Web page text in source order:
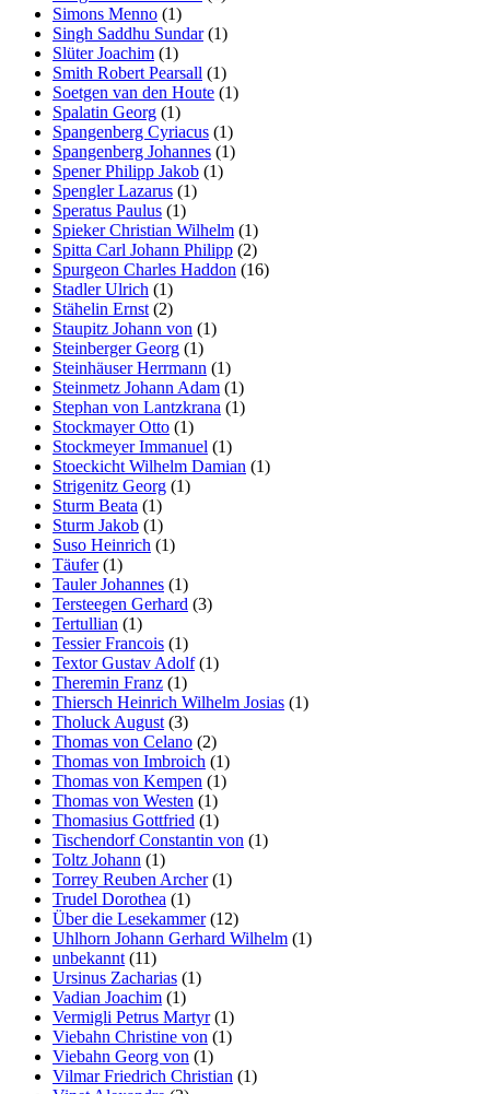
Simons Menno (1)
Singh Saddhu Sundar(1)
Slüter Joachim (1)
Smith Robert Pearsall (1)
Soetgen van den Houte (1)
Spalatin Georg (1)
Spangenberg Cyriacus (1)
Spangenberg Johannes (1)
Spener Philipp Jakob (1)
Spengler Lazarus (1)
Speratus Paulus (1)
Spieker Christian Wilhelm (1)
Spitta Carl Johann Philipp (2)
Spurgeon Charles Haddon (16)
Stadler Ulrich (1)
Stähelin Ernst (2)
Staupitz Johann von (1)
Steinberger Georg (1)
Steinhäuser Herrmann (1)
Steinmetz Johann Adam (1)
Stephan von Lantzkrana (1)
Stockmayer Otto (1)
Stockmeyer Immanuel (1)
Stoeckicht Wilhelm Damian (1)
Strigenitz Georg (1)
Sturm Beata (1)
Sturm Jakob (1)
Suso Heinrich (1)
Täufer(1)
Tauler Johannes (1)
Tersteegen Gerhard (3)
Tertullian (1)
Tessier Francois (1)
Textor Gustav Adolf(1)
Theremin Franz (1)
Thiersch Heinrich Wilhelm Josias (1)
Tholuck August (3)
Thomas von Celano (2)
Thomas von Imbroich (1)
Thomas von Kempen (1)
Thomas von Westen (1)
Thomasius Gottfried (1)
Tischendorf Constantin von (1)
Toltz Johann (1)
Torrey Reuben Archer(1)
Trudel Dorothea (1)
Über die Lesekammer(12)
Uhlhorn Johann Gerhard Wilhelm (1)
unbekannt (11)
Ursinus Zacharias (1)
Vadian Joachim (1)
Vermigli Petrus Martyr(1)
Viebahn Christine von (1)
Viebahn Georg von (1)
Vilmar Friedrich Christian (1)